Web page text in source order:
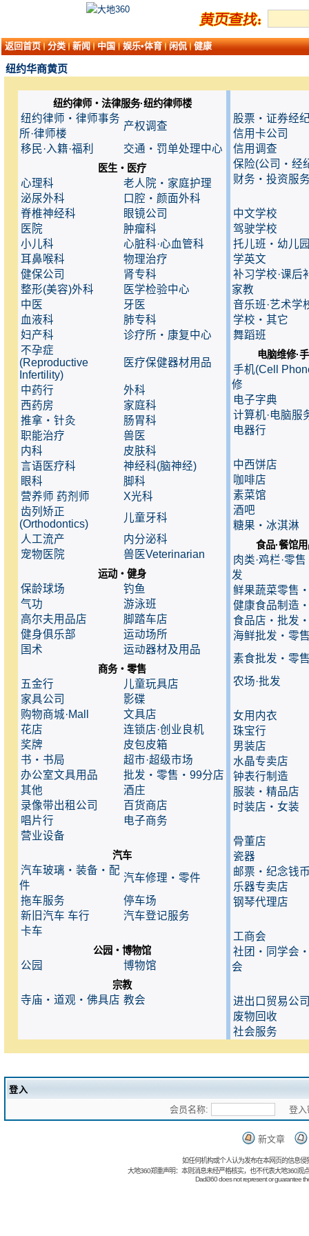
返回首页 分类 新闻 中国 娱乐•体育 闲侃 健康
纽约华商黄页
纽约律师・法律服务·纽约律师楼
纽约律师・律师事务
所·律师楼
产权调查
移民·入籍·福利
交通・罚单处理中心
医生・医疗
心理科
老人院・家庭护理
泌尿外科
口腔・颜面外科
脊椎神经科
眼镜公司
医院
肿瘤科
小儿科
心脏科·心血管科
耳鼻喉科
物理治疗
健保公司
肾专科
整形(美容)外科
医学检验中心
中医
牙医
血液科
肺专科
妇产科
诊疗所・康复中心
不孕症
(Reproductive
Infertility)
医疗保健器材用品
中药行
外科
西药房
家庭科
推拿・针灸
肠胃科
职能治疗
兽医
内科
皮肤科
言语医疗科
神经科(脑神经)
眼科
脚科
营养师 药剂师
X光科
齿列矫正
(Orthodontics)
儿童牙科
人工流产
内分泌科
宠物医院
兽医Veterinarian
运动・健身
保龄球场
钓鱼
气功
游泳班
高尔夫用品店
脚踏车店
健身俱乐部
运动场所
国术
运动器材及用品
商务・零售
五金行
儿童玩具店
家具公司
影碟
购物商城·Mall
文具店
花店
连锁店·创业良机
奖牌
皮包皮箱
书・书局
超市·超级市场
办公室文具用品
批发・零售・99分店
其他
酒庄
录像带出租公司
百货商店
唱片行
电子商务
营业设备
汽车
汽车玻璃・装备・配
件
汽车修理・零件
拖车服务
停车场
新旧汽车 车行
汽车登记服务
卡车
公园・博物馆
公园 博物馆
宗教
寺庙・道观・佛具店 教会
股票・证券经
信用卡公司
信用调查
保险(公司・经
财务・投资服
中文学校
驾驶学校
托儿班・幼儿
学英文
补习学校·课后
家教
音乐班·艺术学
学校・其它
舞蹈班
电脑维修·
手机(Cell
修
电子字典
计算机·电脑服
电器行
中西饼店
咖啡店
素菜馆
酒吧
糖果・冰淇淋
食品·餐馆
肉类·鸡栏·零
发
鲜果蔬菜零售
健康食品制造
食品店・批发
海鲜批发・零
素食批发・零
农场·批发
女用内衣
珠宝行
男装店
水晶专卖店
钟表行制造
服装・精品店
时装店・女装
骨董店
瓷器
邮票・纪念钱
乐器专卖店
钢琴代理店
工商会
社团・同学会
会
进出口贸易公
废物回收
社会服务
登入
会员名称:
登入
新文章
如任何机构或个人认为发布在本网页的信息
大地360郑重声明：本则消息未经严格核实，也不代表大地360观
Dadi360 does not represent or guarantee